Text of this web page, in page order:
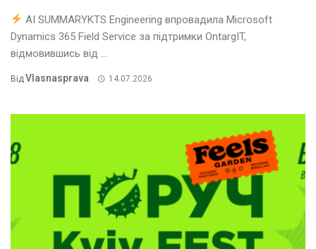
AI SUMMARYKTS Engineering впровадила Microsoft
Dynamics 365 Field Service за підтримки OntargIT,
відмовившись від ...
Від Vlasnasprava 14.07.2026